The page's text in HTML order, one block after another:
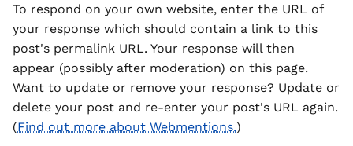
To respond on your own website, enter the URL of
your response which should contain a link to this
post's permalink URL. Your response will then
appear (possibly after moderation) on this page.
Want to update or remove your response? Update or
delete your post and re-enter your post's URL again.
(Find out more about Webmentions.)